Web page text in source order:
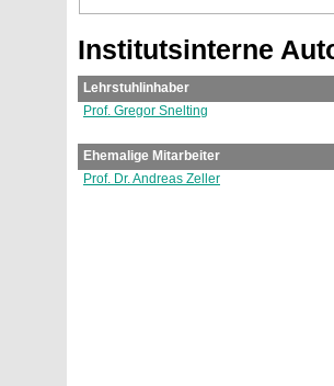
Institutsinterne
Lehrstuhlinhaber
Prof. Gregor Snelting
Ehemalige Mitarbeiter
Prof. Dr. Andreas Zeller